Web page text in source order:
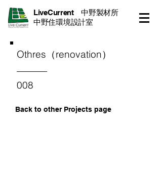
LiveCurrent 中野製材所​
中野住環境設計室
Othres（renovation）
008
Back to other Projects page